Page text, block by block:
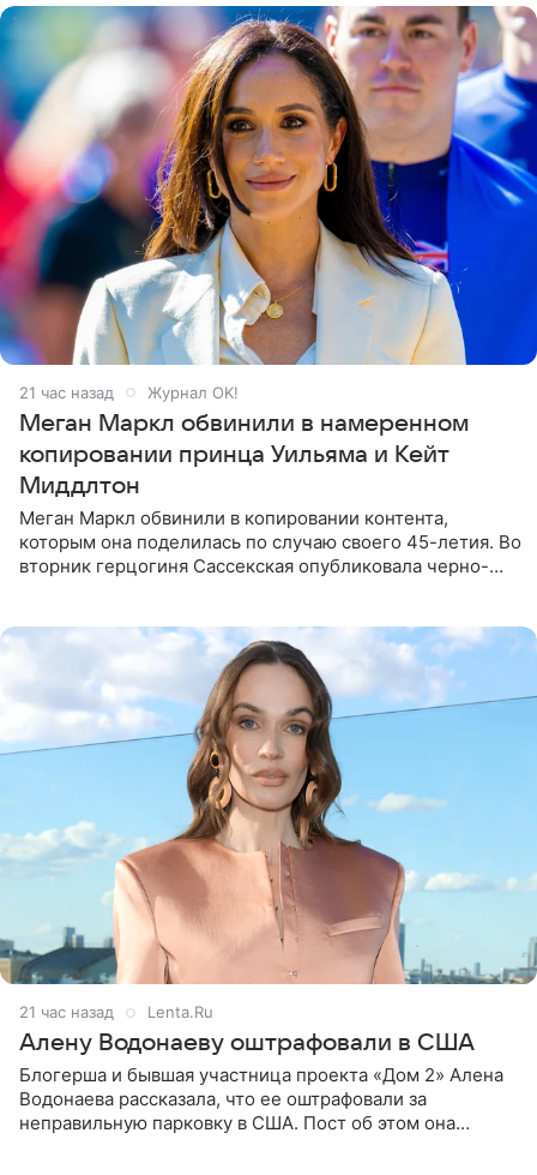
21 час назад Журнал OK!
Меган Маркл обвинили в намеренном
копировании принца Уильяма и Кейт
Миддлтон
Меган Маркл обвинили в копировании контента,
которым она поделилась по случаю своего 45-летия. Во
вторник герцогиня Сассекская опубликовала черно-
21 час назад Lenta.Ru
Алену Водонаеву оштрафовали в США
Блогерша и бывшая участница проекта «Дом 2» Алена
Водонаева рассказала, что ее оштрафовали за
неправильную парковку в США. Пост об этом она